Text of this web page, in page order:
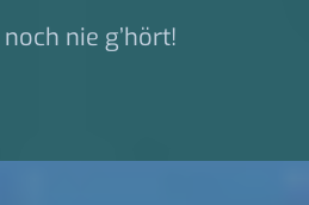
nie g’hört!